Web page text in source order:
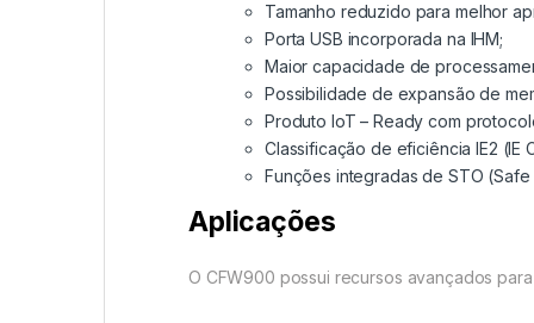
Tamanho reduzido para melhor
Porta USB incorporada na IHM;
Maior capacidade de
Possibilidade de expansão de
Produto IoT – Ready com
Classificação de eficiência IE2 (IE
Funções integradas de STO
Aplicações
O CFW900 possui recursos avançados